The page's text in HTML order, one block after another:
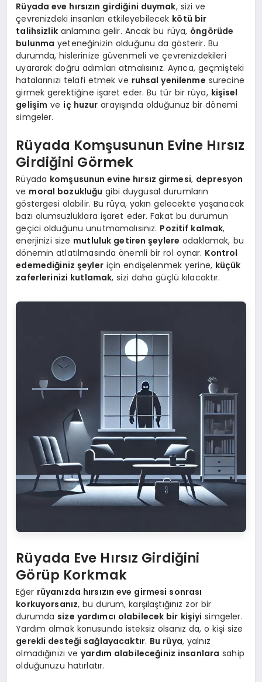
Rüyada eve hırsızın girdiğini duymak, sizi ve
çevrenizdeki insanları etkileyebilecek kötü bir
talihsizlikanlamına gelir. Ancak bu rüya, öngörüde
bulunma yeteneğinizin olduğunu da gösterir. Bu
durumda, hislerinize güvenmeli ve çevrenizdekileri
uyararak doğru adımları atmalısınız. Ayrıca, geçmişteki
hatalarınızı telafi etmek ve ruhsal yenilenme sürecine
girmek gerektiğine işaret eder. Bu tür bir rüya, kişisel
gelişim ve iç huzur arayışında olduğunuz bir dönemi
simgeler.
Rüyada Komşusunun Evine Hırsız
Girdiğini Görmek
Rüyada komşusunun evine hırsız girmesi, depresyon
ve moral bozukluğu gibi duygusal durumların
göstergesi olabilir. Bu rüya, yakın gelecekte yaşanacak
bazı olumsuzluklara işaret eder. Fakat bu durumun
geçici olduğunu unutmamalısınız. Pozitif kalmak,
enerjinizi size mutluluk getiren şeylere odaklamak, bu
dönemin atlatılmasında önemli bir rol oynar. Kontrol
edemediğiniz şeyleriçin endişelenmek yerine, küçük
zaferlerinizi kutlamak, sizi daha güçlü kılacaktır.
Rüyada Eve Hırsız Girdiğini
Görüp Korkmak
Eğer rüyanızda hırsızın eve girmesi sonrası
korkuyorsanız, bu durum, karşılaştığınız zor bir
durumda size yardımcı olabilecek bir kişiyi simgeler.
Yardım almak konusunda isteksiz olsanız da, o kişi size
gerekli desteği sağlayacaktır. Bu rüya, yalnız
olmadığınızı veyardım alabileceğiniz insanlara sahip
olduğunuzu hatırlatır.